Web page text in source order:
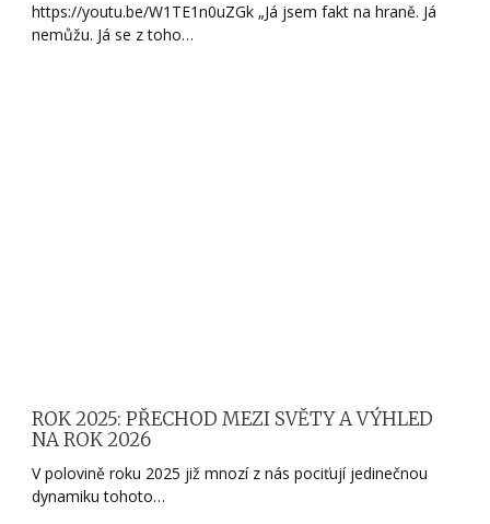
https://youtu.be/W1TE1n0uZGk „Já jsem fakt na hraně. Já
nemůžu. Já se z toho…
ROK 2025: PŘECHOD MEZI SVĚTY A VÝHLED
NA ROK 2026
V polovině roku 2025 již mnozí z nás pociťují jedinečnou
dynamiku tohoto…